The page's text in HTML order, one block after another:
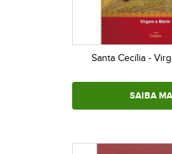
Santa Cecília -
SAIBA